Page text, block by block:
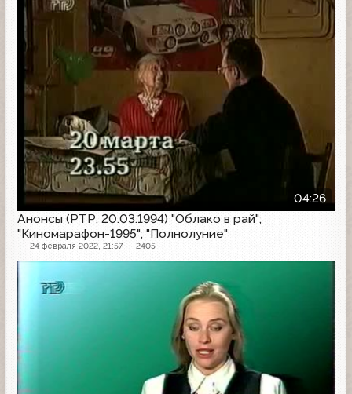
04:26
Анонсы (РТР, 20.03.1994) "Облако в рай";
"Киномарафон-1995"; "Полнолуние"
24 февраля 2022, 21:57 2405